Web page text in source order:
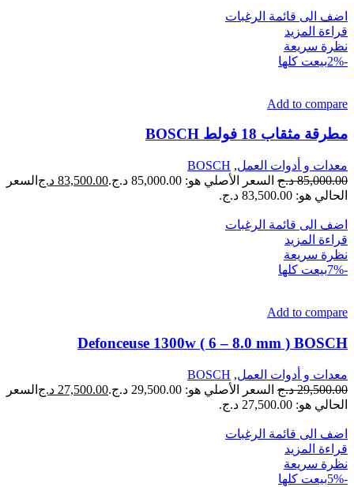
اضف الى قائمة الرغبات
قراءة المزيد
نظرة سريعة
-2%
بيعت كلها
Add to compare
مطرقة مثقاب 18 فولط BOSCH
معدات و أدوات العمل,
BOSCH
85,000.00 د.ج السعر الأصلي هو: 85,000.00 د.ج. 83,500.00 د.ج السعر
الحالي هو: 83,500.00 د.ج.
اضف الى قائمة الرغبات
قراءة المزيد
نظرة سريعة
-7%
بيعت كلها
Add to compare
Defonceuse 1300w ( 6 – 8.0 mm ) BOSCH
معدات و أدوات العمل,
BOSCH
29,500.00 د.ج السعر الأصلي هو: 29,500.00 د.ج. 27,500.00 د.ج السعر
الحالي هو: 27,500.00 د.ج.
اضف الى قائمة الرغبات
قراءة المزيد
نظرة سريعة
-5%
بيعت كلها